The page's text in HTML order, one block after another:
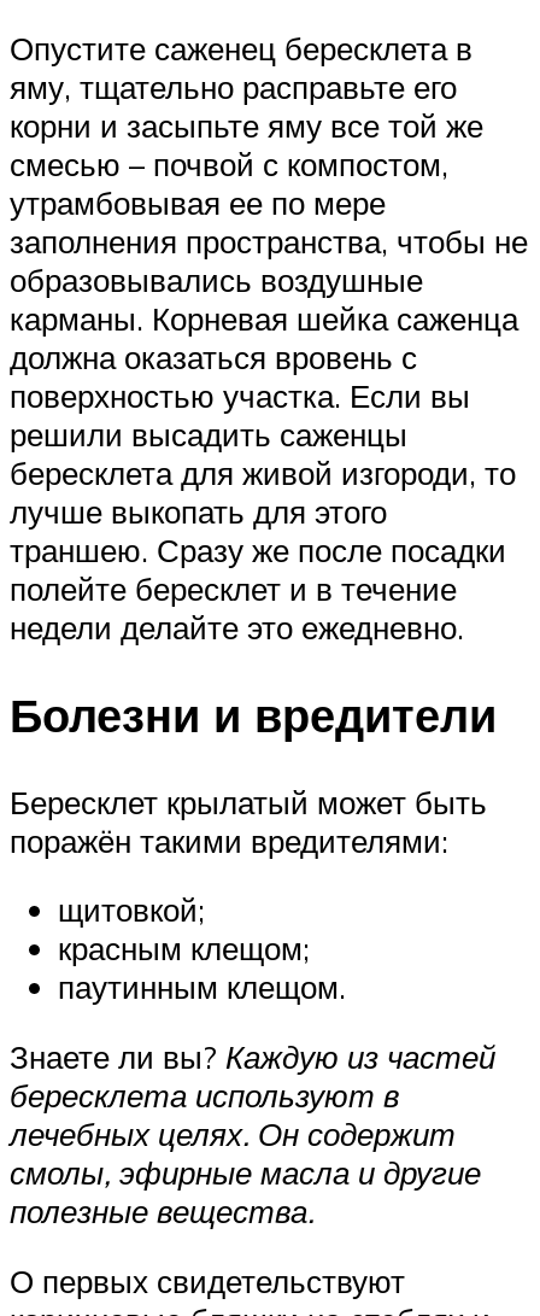
Опустите саженец бересклета в
яму, тщательно расправьте его
корни и засыпьте яму все той же
смесью – почвой с компостом,
утрамбовывая ее по мере
заполнения пространства, чтобы не
образовывались воздушные
карманы. Корневая шейка саженца
должна оказаться вровень с
поверхностью участка. Если вы
решили высадить саженцы
бересклета для живой изгороди, то
лучше выкопать для этого
траншею. Сразу же после посадки
полейте бересклет и в течение
недели делайте это ежедневно.
Болезни и вредители
Бересклет крылатый может быть
поражён такими вредителями:
щитовкой;
красным клещом;
паутинным клещом.
Знаете ли вы? Каждую из частей
бересклета используют в
лечебных целях. Он содержит
смолы, эфирные масла и другие
полезные вещества.
О первых свидетельствуют